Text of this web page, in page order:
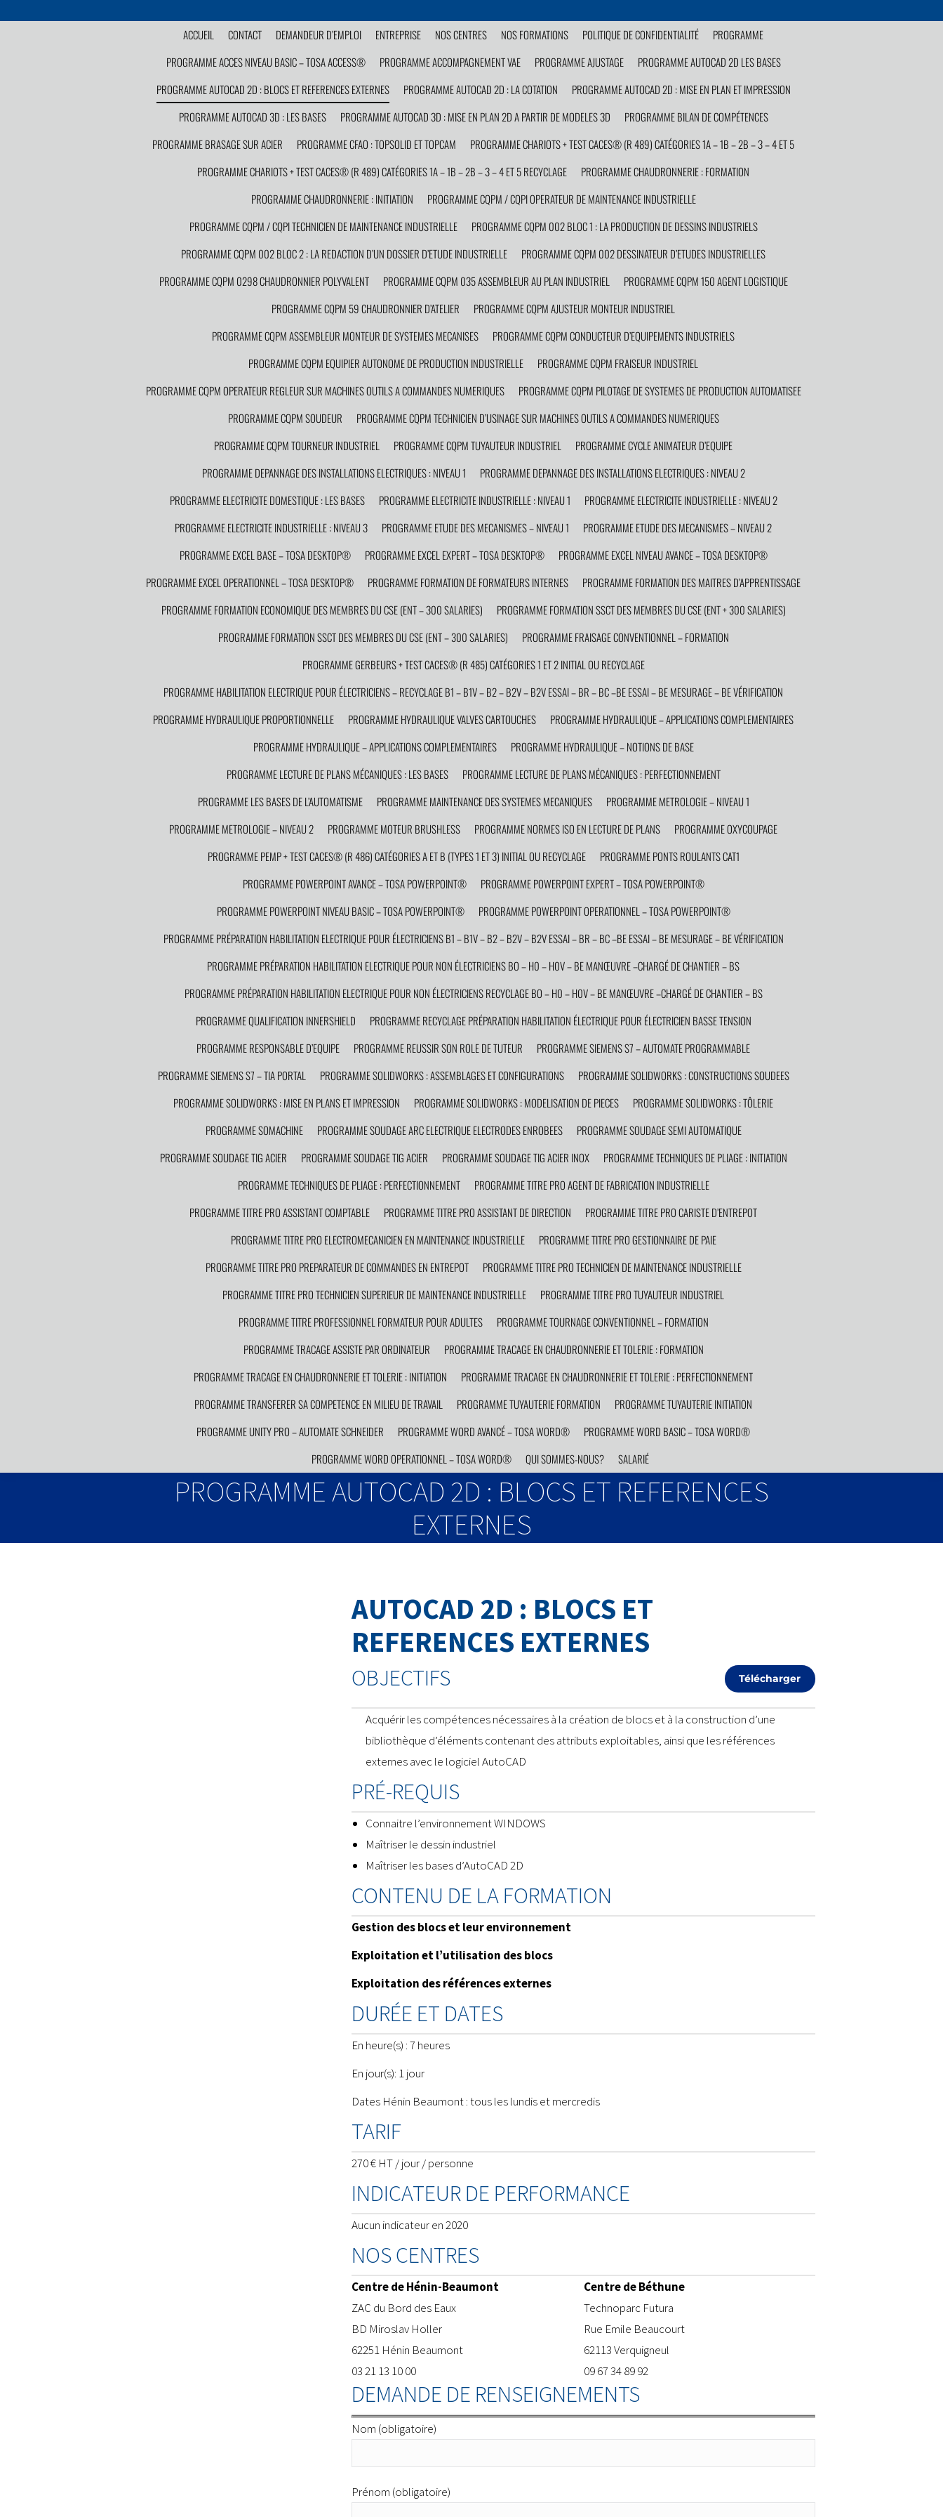
ACCUEIL CONTACT DEMANDEUR D’EMPLOI ENTREPRISE NOS CENTRES NOS FORMATIONS POLITIQUE DE CONFIDENTIALITÉ
PROGRAMME
PROGRAMME ACCES NIVEAU BASIC – TOSA ACCESS®
PROGRAMME ACCOMPAGNEMENT VAE PROGRAMME AJUSTAGE
PROGRAMME AUTOCAD 2D LES BASES
PROGRAMME AUTOCAD 2D : BLOCS ET REFERENCES EXTERNES
PROGRAMME AUTOCAD 2D : LA COTATION
PROGRAMME AUTOCAD 2D : MISE EN PLAN ET IMPRESSION
PROGRAMME AUTOCAD 3D : LES BASES
PROGRAMME AUTOCAD 3D : MISE EN PLAN 2D A PARTIR DE MODELES 3D
PROGRAMME BILAN DE COMPÉTENCES
PROGRAMME BRASAGE SUR ACIER
PROGRAMME CFAO : TOPSOLID ET TOPCAM
PROGRAMME CHARIOTS + TEST CACES® (R 489) CATÉGORIES 1A – 1B – 2B – 3 – 4 ET 5
PROGRAMME CHARIOTS + TEST CACES® (R 489) CATÉGORIES 1A – 1B – 2B – 3 – 4 ET 5 RECYCLAGE
PROGRAMME CHAUDRONNERIE : FORMATION
PROGRAMME CHAUDRONNERIE : INITIATION
PROGRAMME CQPM / CQPI OPERATEUR DE MAINTENANCE INDUSTRIELLE
PROGRAMME CQPM / CQPI TECHNICIEN DE MAINTENANCE INDUSTRIELLE
PROGRAMME CQPM 002 BLOC 1 : LA PRODUCTION DE DESSINS INDUSTRIELS
PROGRAMME CQPM 002 BLOC 2 : LA REDACTION D’UN DOSSIER D’ETUDE INDUSTRIELLE
PROGRAMME CQPM 002 DESSINATEUR D’ETUDES INDUSTRIELLES
PROGRAMME CQPM 0298 CHAUDRONNIER POLYVALENT
PROGRAMME CQPM 035 ASSEMBLEUR AU PLAN INDUSTRIEL
PROGRAMME CQPM 150 AGENT LOGISTIQUE
PROGRAMME CQPM 59 CHAUDRONNIER D’ATELIER
PROGRAMME CQPM AJUSTEUR MONTEUR INDUSTRIEL
PROGRAMME CQPM ASSEMBLEUR MONTEUR DE SYSTEMES MECANISES
PROGRAMME CQPM CONDUCTEUR D’EQUIPEMENTS INDUSTRIELS
PROGRAMME CQPM EQUIPIER AUTONOME DE PRODUCTION INDUSTRIELLE
PROGRAMME CQPM FRAISEUR INDUSTRIEL
PROGRAMME CQPM OPERATEUR REGLEUR SUR MACHINES OUTILS A COMMANDES NUMERIQUES
PROGRAMME CQPM PILOTAGE DE SYSTEMES DE PRODUCTION AUTOMATISEE
PROGRAMME CQPM SOUDEUR
PROGRAMME CQPM TECHNICIEN D’USINAGE SUR MACHINES OUTILS A COMMANDES NUMERIQUES
PROGRAMME CQPM TOURNEUR INDUSTRIEL
PROGRAMME CQPM TUYAUTEUR INDUSTRIEL
PROGRAMME CYCLE ANIMATEUR D’EQUIPE
PROGRAMME DEPANNAGE DES INSTALLATIONS ELECTRIQUES : NIVEAU 1
PROGRAMME DEPANNAGE DES INSTALLATIONS ELECTRIQUES : NIVEAU 2
PROGRAMME ELECTRICITE DOMESTIQUE : LES BASES
PROGRAMME ELECTRICITE INDUSTRIELLE : NIVEAU 1
PROGRAMME ELECTRICITE INDUSTRIELLE : NIVEAU 2
PROGRAMME ELECTRICITE INDUSTRIELLE : NIVEAU 3
PROGRAMME ETUDE DES MECANISMES – NIVEAU 1
PROGRAMME ETUDE DES MECANISMES – NIVEAU 2
PROGRAMME EXCEL BASE – TOSA DESKTOP®
PROGRAMME EXCEL EXPERT – TOSA DESKTOP®
PROGRAMME EXCEL NIVEAU AVANCE – TOSA DESKTOP®
PROGRAMME EXCEL OPERATIONNEL – TOSA DESKTOP®
PROGRAMME FORMATION DE FORMATEURS INTERNES
PROGRAMME FORMATION DES MAITRES D’APPRENTISSAGE
PROGRAMME FORMATION ECONOMIQUE DES MEMBRES DU CSE (ENT – 300 SALARIES)
PROGRAMME FORMATION SSCT DES MEMBRES DU CSE (ENT + 300 SALARIES)
PROGRAMME FORMATION SSCT DES MEMBRES DU CSE (ENT – 300 SALARIES)
PROGRAMME FRAISAGE CONVENTIONNEL – FORMATION
PROGRAMME GERBEURS + TEST CACES® (R 485) CATÉGORIES 1 ET 2 INITIAL OU RECYCLAGE
PROGRAMME HABILITATION ELECTRIQUE POUR ÉLECTRICIENS – RECYCLAGE B1 – B1V – B2 – B2V – B2V ESSAI – BR – BC –BE ESSAI – BE MESURAGE – BE VÉRIFICATION
PROGRAMME HYDRAULIQUE PROPORTIONNELLE
PROGRAMME HYDRAULIQUE VALVES CARTOUCHES
PROGRAMME HYDRAULIQUE – APPLICATIONS COMPLEMENTAIRES
PROGRAMME HYDRAULIQUE – APPLICATIONS COMPLEMENTAIRES
PROGRAMME HYDRAULIQUE – NOTIONS DE BASE
PROGRAMME LECTURE DE PLANS MÉCANIQUES : LES BASES
PROGRAMME LECTURE DE PLANS MÉCANIQUES : PERFECTIONNEMENT
PROGRAMME LES BASES DE L’AUTOMATISME
PROGRAMME MAINTENANCE DES SYSTEMES MECANIQUES
PROGRAMME METROLOGIE – NIVEAU 1
PROGRAMME METROLOGIE – NIVEAU 2
PROGRAMME MOTEUR BRUSHLESS PROGRAMME NORMES ISO EN LECTURE DE PLANS
PROGRAMME OXYCOUPAGE
PROGRAMME PEMP + TEST CACES® (R 486) CATÉGORIES A ET B (TYPES 1 ET 3) INITIAL OU RECYCLAGE
PROGRAMME PONTS ROULANTS CAT1
PROGRAMME POWERPOINT AVANCE – TOSA POWERPOINT®
PROGRAMME POWERPOINT EXPERT – TOSA POWERPOINT®
PROGRAMME POWERPOINT NIVEAU BASIC – TOSA POWERPOINT®
PROGRAMME POWERPOINT OPERATIONNEL – TOSA POWERPOINT®
PROGRAMME PRÉPARATION HABILITATION ELECTRIQUE POUR ÉLECTRICIENS B1 – B1V – B2 – B2V – B2V ESSAI – BR – BC –BE ESSAI – BE MESURAGE – BE VÉRIFICATION
PROGRAMME PRÉPARATION HABILITATION ELECTRIQUE POUR NON ÉLECTRICIENS BO – H0 – H0V – BE MANŒUVRE –CHARGÉ DE CHANTIER – BS
PROGRAMME PRÉPARATION HABILITATION ELECTRIQUE POUR NON ÉLECTRICIENS RECYCLAGE BO – H0 – H0V – BE MANŒUVRE –CHARGÉ DE CHANTIER – BS
PROGRAMME QUALIFICATION INNERSHIELD
PROGRAMME RECYCLAGE PRÉPARATION HABILITATION ÉLECTRIQUE POUR ÉLECTRICIEN BASSE TENSION
PROGRAMME RESPONSABLE D’EQUIPE
PROGRAMME REUSSIR SON ROLE DE TUTEUR
PROGRAMME SIEMENS S7 – AUTOMATE PROGRAMMABLE
PROGRAMME SIEMENS S7 – TIA PORTAL
PROGRAMME SOLIDWORKS : ASSEMBLAGES ET CONFIGURATIONS
PROGRAMME SOLIDWORKS : CONSTRUCTIONS SOUDEES
PROGRAMME SOLIDWORKS : MISE EN PLANS ET IMPRESSION
PROGRAMME SOLIDWORKS : MODELISATION DE PIECES
PROGRAMME SOLIDWORKS : TÔLERIE
PROGRAMME SOMACHINE
PROGRAMME SOUDAGE ARC ELECTRIQUE ELECTRODES ENROBEES
PROGRAMME SOUDAGE SEMI AUTOMATIQUE
PROGRAMME SOUDAGE TIG ACIER
PROGRAMME SOUDAGE TIG ACIER PROGRAMME SOUDAGE TIG ACIER INOX
PROGRAMME TECHNIQUES DE PLIAGE : INITIATION
PROGRAMME TECHNIQUES DE PLIAGE : PERFECTIONNEMENT
PROGRAMME TITRE PRO AGENT DE FABRICATION INDUSTRIELLE
PROGRAMME TITRE PRO ASSISTANT COMPTABLE
PROGRAMME TITRE PRO ASSISTANT DE DIRECTION
PROGRAMME TITRE PRO CARISTE D’ENTREPOT
PROGRAMME TITRE PRO ELECTROMECANICIEN EN MAINTENANCE INDUSTRIELLE
PROGRAMME TITRE PRO GESTIONNAIRE DE PAIE
PROGRAMME TITRE PRO PREPARATEUR DE COMMANDES EN ENTREPOT
PROGRAMME TITRE PRO TECHNICIEN DE MAINTENANCE INDUSTRIELLE
PROGRAMME TITRE PRO TECHNICIEN SUPERIEUR DE MAINTENANCE INDUSTRIELLE
PROGRAMME TITRE PRO TUYAUTEUR INDUSTRIEL
PROGRAMME TITRE PROFESSIONNEL FORMATEUR POUR ADULTES
PROGRAMME TOURNAGE CONVENTIONNEL – FORMATION
PROGRAMME TRACAGE ASSISTE PAR ORDINATEUR
PROGRAMME TRACAGE EN CHAUDRONNERIE ET TOLERIE : FORMATION
PROGRAMME TRACAGE EN CHAUDRONNERIE ET TOLERIE : INITIATION
PROGRAMME TRACAGE EN CHAUDRONNERIE ET TOLERIE : PERFECTIONNEMENT
PROGRAMME TRANSFERER SA COMPETENCE EN MILIEU DE TRAVAIL
PROGRAMME TUYAUTERIE FORMATION
PROGRAMME TUYAUTERIE INITIATION
PROGRAMME UNITY PRO – AUTOMATE SCHNEIDER
PROGRAMME WORD AVANCÉ – TOSA WORD®
PROGRAMME WORD BASIC – TOSA WORD®
PROGRAMME WORD OPERATIONNEL – TOSA WORD®
QUI SOMMES-NOUS? SALARIÉ
PROGRAMME AUTOCAD 2D : BLOCS ET REFERENCES
EXTERNES
AUTOCAD 2D : BLOCS ET
REFERENCES EXTERNES
OBJECTIFS Télécharger
Acquérir les compétences nécessaires à la création de blocs et à la construction d’une
bibliothèque d’éléments contenant des attributs exploitables, ainsi que les références
externes avec le logiciel AutoCAD
PRÉ-REQUIS
Connaitre l’environnement WINDOWS
Maîtriser le dessin industriel
Maîtriser les bases d’AutoCAD 2D
CONTENU DE LA FORMATION
Gestion des blocs et leur environnement
Exploitation et l’utilisation des blocs
Exploitation des références externes
DURÉE ET DATES
En heure(s) : 7 heures
En jour(s): 1 jour
Dates Hénin Beaumont : tous les lundis et mercredis
TARIF
270 € HT / jour / personne
INDICATEUR DE PERFORMANCE
Aucun indicateur en 2020
NOS CENTRES
Centre de Hénin-Beaumont
ZAC du Bord des Eaux
BD Miroslav Holler
62251 Hénin Beaumont
03 21 13 10 00
Centre de Béthune
​Technoparc Futura
Rue Emile Beaucourt
62113 Verquigneul
09 67 34 89 92
DEMANDE DE RENSEIGNEMENTS
Nom (obligatoire)
Prénom (obligatoire)